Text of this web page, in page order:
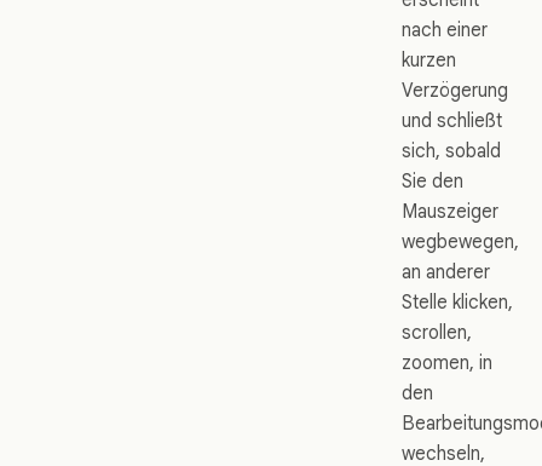
nach einer
kurzen
Verzögerung
und schließt
sich, sobald
Sie den
Mauszeiger
wegbewegen,
an anderer
Stelle klicken,
scrollen,
zoomen, in
den
wechseln,